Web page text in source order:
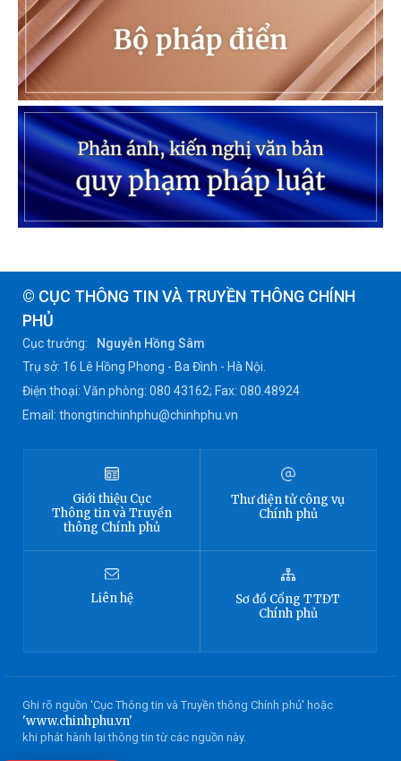
© CỤC THÔNG TIN VÀ TRUYỀN THÔNG CHÍNH
PHỦ
Cục trưởng:
Nguyễn Hồng Sâm
Trụ sở: 16 Lê Hồng Phong - Ba Đình - Hà Nội.
Điện thoại: Văn phòng: 080 43162; Fax: 080.48924
Email: thongtinchinhphu@chinhphu.vn
Giới thiệu Cục
Thông tinvà Truyền
thông Chính phủ
Thư điện tử công vụ
Chính phủ
Liên hệ Sơ đồ Cổng TTĐT
Chính phủ
Ghi rõ nguồn 'Cục Thông tin và Truyền thông Chính phủ' hoặc
'www.chinhphu.vn'
khi phát hành lại thông tin từ các nguồn này.